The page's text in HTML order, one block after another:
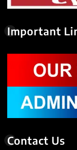
Important
Contact Us